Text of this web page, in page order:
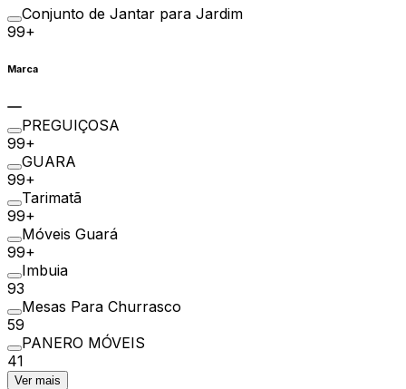
Conjunto de Jantar para Jardim
99+
Marca
PREGUIÇOSA
99+
GUARA
99+
Tarimatã
99+
Móveis Guará
99+
Imbuia
93
Mesas Para Churrasco
59
PANERO MÓVEIS
41
Ver mais